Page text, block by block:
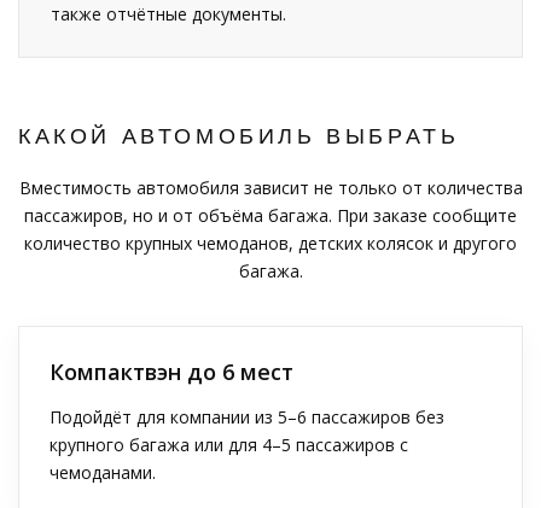
также отчётные документы.
КАКОЙ АВТОМОБИЛЬ ВЫБРАТЬ
Вместимость автомобиля зависит не только от количества
пассажиров, но и от объёма багажа. При заказе сообщите
количество крупных чемоданов, детских колясок и другого
багажа.
Компактвэн до 6 мест
Подойдёт для компании из 5–6 пассажиров без
крупного багажа или для 4–5 пассажиров с
чемоданами.